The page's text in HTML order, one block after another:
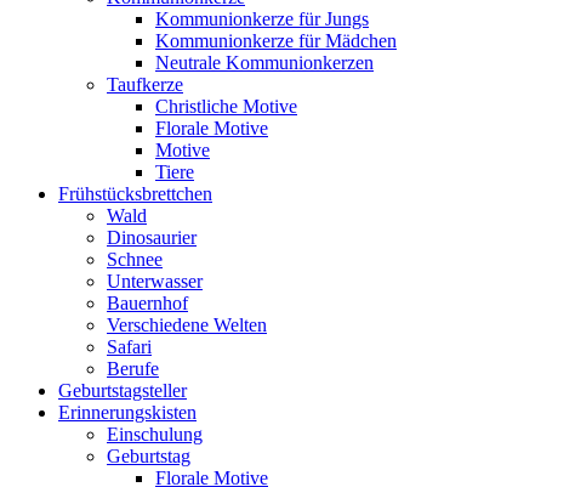
Kommunionkerze für Jungs
Kommunionkerze für Mädchen
Neutrale Kommunionkerzen
Taufkerze
Christliche Motive
Florale Motive
Motive
Tiere
Frühstücksbrettchen
Wald
Dinosaurier
Schnee
Unterwasser
Bauernhof
Verschiedene Welten
Safari
Berufe
Geburtstagsteller
Erinnerungskisten
Einschulung
Geburtstag
Florale Motive